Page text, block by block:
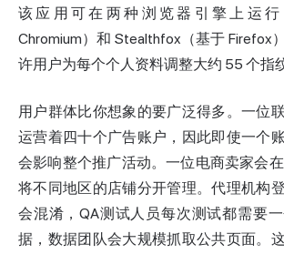
该应用可在两种浏览器引擎上运行
Chromium）和 Stealthfox（基于 Firefox
许用户为每个个人资料调整大约 55 个指
用户群体比你想象的要广泛得多。一位
运营着四十个广告账户，因此即使一个
会影响整个推广活动。一位电商卖家会
将不同地区的店铺分开管理。代理机构
会混淆，QA测试人员每次测试都需要
据，数据团队会大规模抓取公共页面。